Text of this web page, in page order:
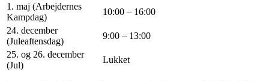
1. maj (Arbejdernes
Kampdag)
10:00 – 16:00
24. december
(Juleaftensdag)
9:00 – 13:00
25. og 26. december
(Jul)
Lukket